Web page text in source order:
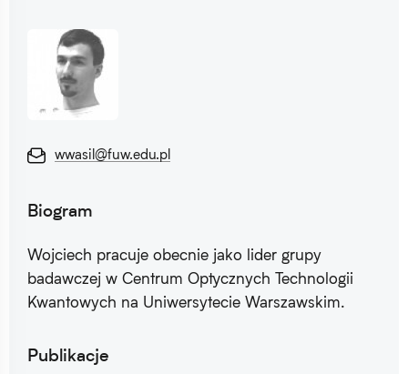
wwasil@fuw.edu.pl
Biogram
Wojciech pracuje obecnie jako lider grupy
badawczej w Centrum Optycznych Technologii
Kwantowych na Uniwersytecie Warszawskim.
Publikacje